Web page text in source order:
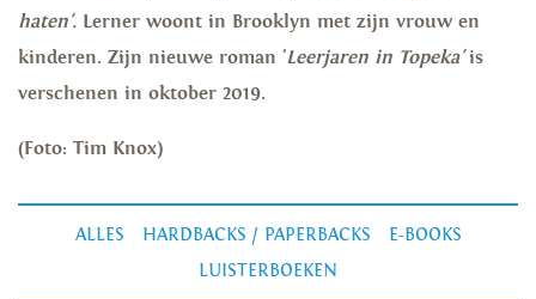
haten'. Lerner woont in Brooklyn met zijn vrouw en
kinderen. Zijn nieuwe roman 'Leerjaren in Topeka'is
verschenen in oktober 2019.
(Foto: Tim Knox)
ALLES HARDBACKS / PAPERBACKS
E-BOOKS
LUISTERBOEKEN